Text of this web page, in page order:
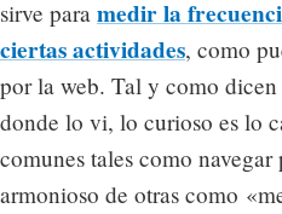
sirve para medir la
ciertas actividades, como
por la web. Tal y como dicen
donde lo vi, lo curioso es lo
comunes tales como
armonioso de otras como